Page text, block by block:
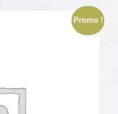
Promo !